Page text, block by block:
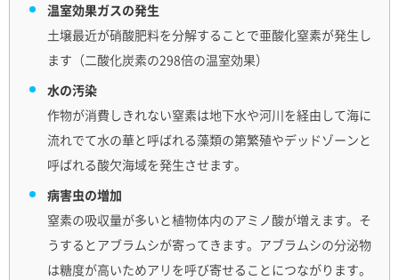
温室効果ガスの発生
土壌最近が硝酸肥料を分解することで亜酸化窒素が発生し
ます（二酸化炭素の298倍の温室効果）
水の汚染
作物が消費しきれない窒素は地下水や河川を経由して海に
流れでて水の華と呼ばれる藻類の第繁殖やデッドゾーンと
呼ばれる酸欠海域を発生させます。
病害虫の増加
窒素の吸収量が多いと植物体内のアミノ酸が増えます。そ
うするとアブラムシが寄ってきます。アブラムシの分泌物
は糖度が高いためアリを呼び寄せることにつながります。